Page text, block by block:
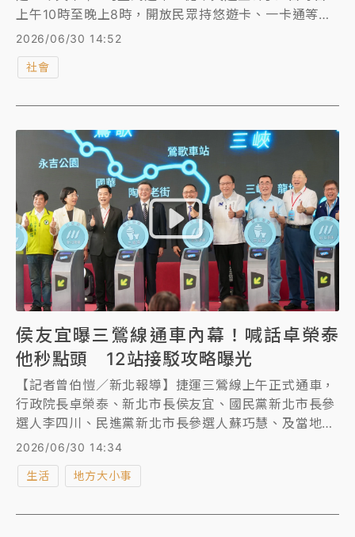
上午10時至晚上8時，開放民眾持悠遊卡、一卡通等電
子票證刷卡免費搭乘。交通局表示，為方便接駁轉乘，
增16處YouBike站。 不只如此，新北美術館館及鶯歌
館7月4日及5日並於戶外園區舉辦演唱會等活動展演，
並有600架無人機、煙火、光雕秀，民眾可免費搭乘三
鶯線抵達鶯歌站，步行前往觀賞。
2026/06/30 14:52
社會
侯友宜曝三鶯線通車內幕！喊話卓榮泰
他秒點頭 12站接駁攻略曝光
【記者曾伯愷／新北報導】捷運三鶯線上午正式通車，
行政院長卓榮泰、新北市長侯友宜、國民黨新北市長參
選人李四川、民進黨新北市長參選人蘇巧慧、及當地民
代、里長皆出席，侯友宜致詞時，透露施工過程艱困，
他多次半夜到場勘查，並於俄烏戰爭原物料上漲時，要
求捷運局該花的錢不能省，「一刻也不能停」。他並喊
興建、規劃中，希望中央能大力支持，加速審查、給予
2026/06/30 14:34
生活 地方大小事